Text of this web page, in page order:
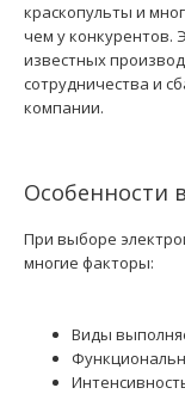
краскопульты и
чем у конкурентов.
известных
сотрудничества и
компании.
Особенности
При выборе
многие факторы:
Виды